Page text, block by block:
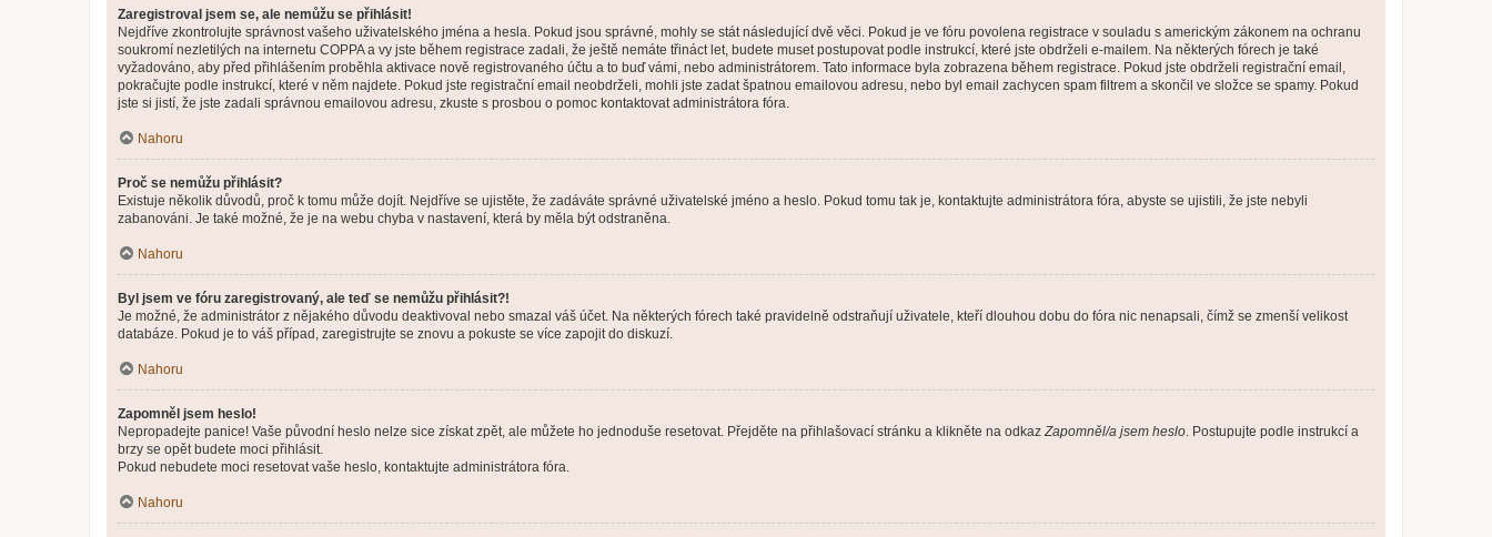
Zaregistroval jsem se, ale nemůžu se přihlásit!
Nejdříve zkontrolujte správnost vašeho uživatelského jména a hesla. Pokud jsou správné, mohly se stát následující dvě věci. Pokud je ve fóru povolena registrace v souladu s americkým zákonem na ochranu
soukromí nezletilých na internetu COPPA a vy jste během registrace zadali, že ještě nemáte třináct let, budete muset postupovat podle instrukcí, které jste obdrželi e-mailem. Na některých fórech je také
vyžadováno, aby před přihlášením proběhla aktivace nově registrovaného účtu a to buď vámi, nebo administrátorem. Tato informace byla zobrazena během registrace. Pokud jste obdrželi registrační email,
pokračujte podle instrukcí, které v něm najdete. Pokud jste registrační email neobdrželi, mohli jste zadat špatnou emailovou adresu, nebo byl email zachycen spam filtrem a skončil ve složce se spamy. Pokud
jste si jistí, že jste zadali správnou emailovou adresu, zkuste s prosbou o pomoc kontaktovat administrátora fóra.
Nahoru
Proč se nemůžu přihlásit?
Existuje několik důvodů, proč k tomu může dojít. Nejdříve se ujistěte, že zadáváte správné uživatelské jméno a heslo. Pokud tomu tak je, kontaktujte administrátora fóra, abyste se ujistili, že jste nebyli
zabanováni. Je také možné, že je na webu chyba v nastavení, která by měla být odstraněna.
Nahoru
Byl jsem ve fóru zaregistrovaný, ale teď se nemůžu přihlásit?!
Je možné, že administrátor z nějakého důvodu deaktivoval nebo smazal váš účet. Na některých fórech také pravidelně odstraňují uživatele, kteří dlouhou dobu do fóra nic nenapsali, čímž se zmenší velikost
databáze. Pokud je to váš případ, zaregistrujte se znovu a pokuste se více zapojit do diskuzí.
Nahoru
Zapomněl jsem heslo!
Nepropadejte panice! Vaše původní heslo nelze sice získat zpět, ale můžete ho jednoduše resetovat. Přejděte na přihlašovací stránku a klikněte na odkaz Zapomněl/a jsem heslo . Postupujte podle instrukcí a
brzy se opět budete moci přihlásit.
Pokud nebudete moci resetovat vaše heslo, kontaktujte administrátora fóra.
Nahoru